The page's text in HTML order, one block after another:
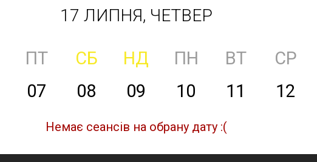
17 ЛИПНЯ, ЧЕТВЕР
ПТ СБ НД ПН ВТ
СР
07 08 09 10 11 12
Немає сеансів на обрану дату :(